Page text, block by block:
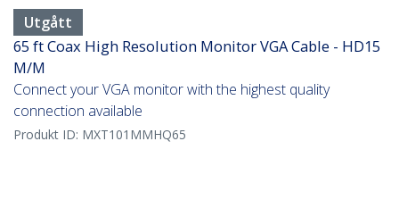
Utgått
65 ft Coax High Resolution Monitor VGA Cable - HD15
M/M
Connect your VGA monitor with the highest quality
connection available
Produkt ID: MXT101MMHQ65